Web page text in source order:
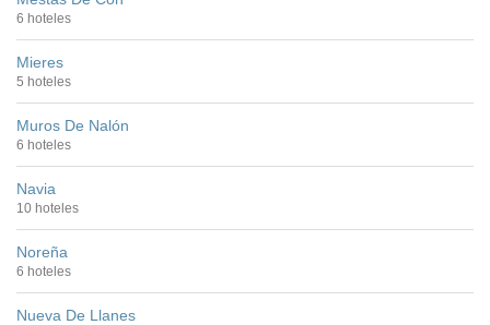
6 hoteles
Mieres
5 hoteles
Muros De Nalón
6 hoteles
Navia
10 hoteles
Noreña
6 hoteles
Nueva De Llanes